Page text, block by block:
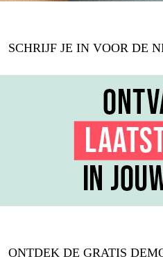
SCHRIJF JE IN VOOR DE
ONTDEK DE GRATIS